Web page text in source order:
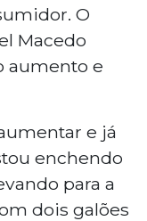
O
Macedo
aumento e
e já
enchendo
para a
dois galões